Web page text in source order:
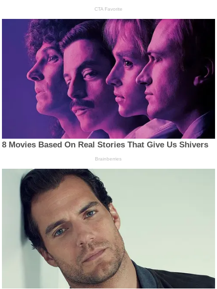
CTA Favorite
8 Movies Based On Real Stories That Give Us Shivers
Brainberries